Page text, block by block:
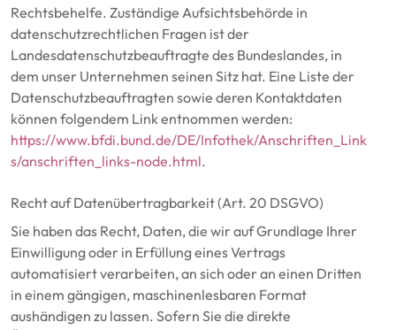
Rechtsbehelfe. Zuständige Aufsichtsbehörde in
datenschutzrechtlichen Fragen ist der
Landesdatenschutzbeauftragte des Bundeslandes, in
dem unser Unternehmen seinen Sitz hat. Eine Liste der
Datenschutzbeauftragten sowie deren Kontaktdaten
können folgendem Link entnommen werden:
https://www.bfdi.bund.de/DE/Infothek/Anschriften_Link
s/anschriften_links-node.html.
Recht auf Datenübertragbarkeit(Art. 20 DSGVO)
Sie haben das Recht, Daten, die wir auf Grundlage Ihrer
Einwilligung oder in Erfüllung eines Vertrags
automatisiert verarbeiten, an sich oder an einen Dritten
in einem gängigen, maschinenlesbaren Format
aushändigen zu lassen. Sofern Sie die direkte